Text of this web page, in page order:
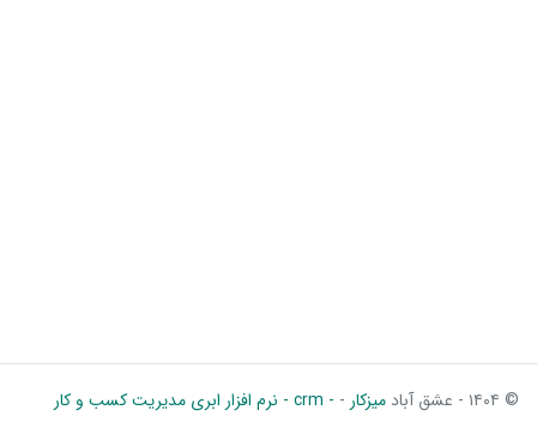
© ۱۴۰۴ - عشق آباد میزکار - - crm - نرم افزار ابری مدیریت کسب و کار